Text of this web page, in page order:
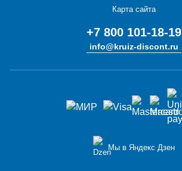
Карта сайта
+7 800 101-18-19
info@kruiz-discont.ru
Мы в Яндекс Дзен